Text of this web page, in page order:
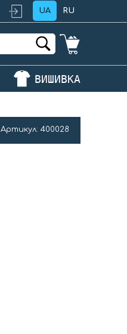
UA RU
ВИШИВКА
Артикул: 400028